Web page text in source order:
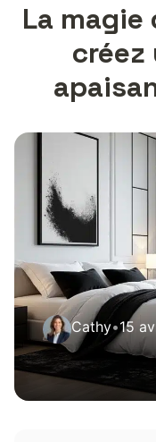
La magie
créez
Cathy•15